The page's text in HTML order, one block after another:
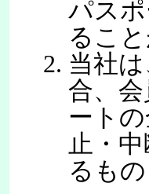
パス
るこ
当社
合、
ート
止・
るも